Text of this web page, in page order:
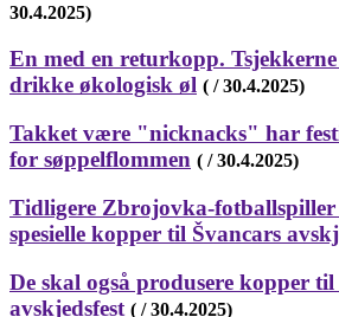
30.4.2025)
En med en returkopp.
drikke økologisk øl ( / 30.4.2025)
Takket være "nicknacks" har
for søppelflommen ( / 30.4.2025)
Tidligere Zbrojovka-fotballspiller
spesielle kopper til Švancars
De skal også produsere kopper
avskjedsfest ( / 30.4.2025)